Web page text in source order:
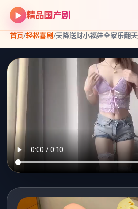
▶ 精品国产剧
首页/轻松喜剧/天降送财小福娃全家乐翻天